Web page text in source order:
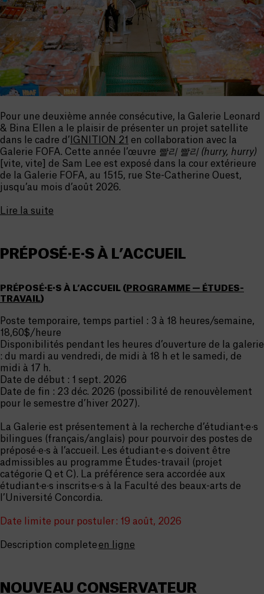
Pour une deuxième année consécutive, la Galerie Leonard
& Bina Ellen a le plaisir de présenter un projet satellite
dans le cadre d’ IGNITION 21 en collaboration avec la
Galerie FOFA. Cette année l’œuvre 빨리 빨리 (hurry, hurry)
[vite, vite] de Sam Lee est exposé dans la cour extérieure
de la Galerie FOFA, au 1515, rue Ste-Catherine Ouest,
jusqu’au mois d’août 2026.
Lire la suite
PRÉPOSÉ·E·S À L’ACCUEIL
PRÉPOSÉ·E·S À L’ACCUEIL ( PROGRAMME — ÉTUDES-
TRAVAIL)
Poste temporaire, temps partiel : 3 à 18 heures/semaine,
18,60$/heure
Disponibilités pendant les heures d’ouverture de la galerie
: du mardi au vendredi, de midi à 18 h et le samedi, de
midi à 17 h.
Date de début : 1 sept. 2026
Date de fin : 23 déc. 2026 (possibilité de renouvèlement
pour le semestre d’hiver 2027).
La Galerie est présentement à la recherche d’étudiant·e·s
bilingues (français/anglais) pour pourvoir des postes de
préposé·e·s à l’accueil. Les étudiant·e·s doivent être
admissibles au programme Études-travail (projet
catégorie Q et C). La préférence sera accordée aux
étudiant·e·s inscrits·e·s à la Faculté des beaux-arts de
l’Université Concordia.
Date limite pour postuler : 19 août, 2026
Description complete en ligne
NOUVEAU CONSERVATEUR